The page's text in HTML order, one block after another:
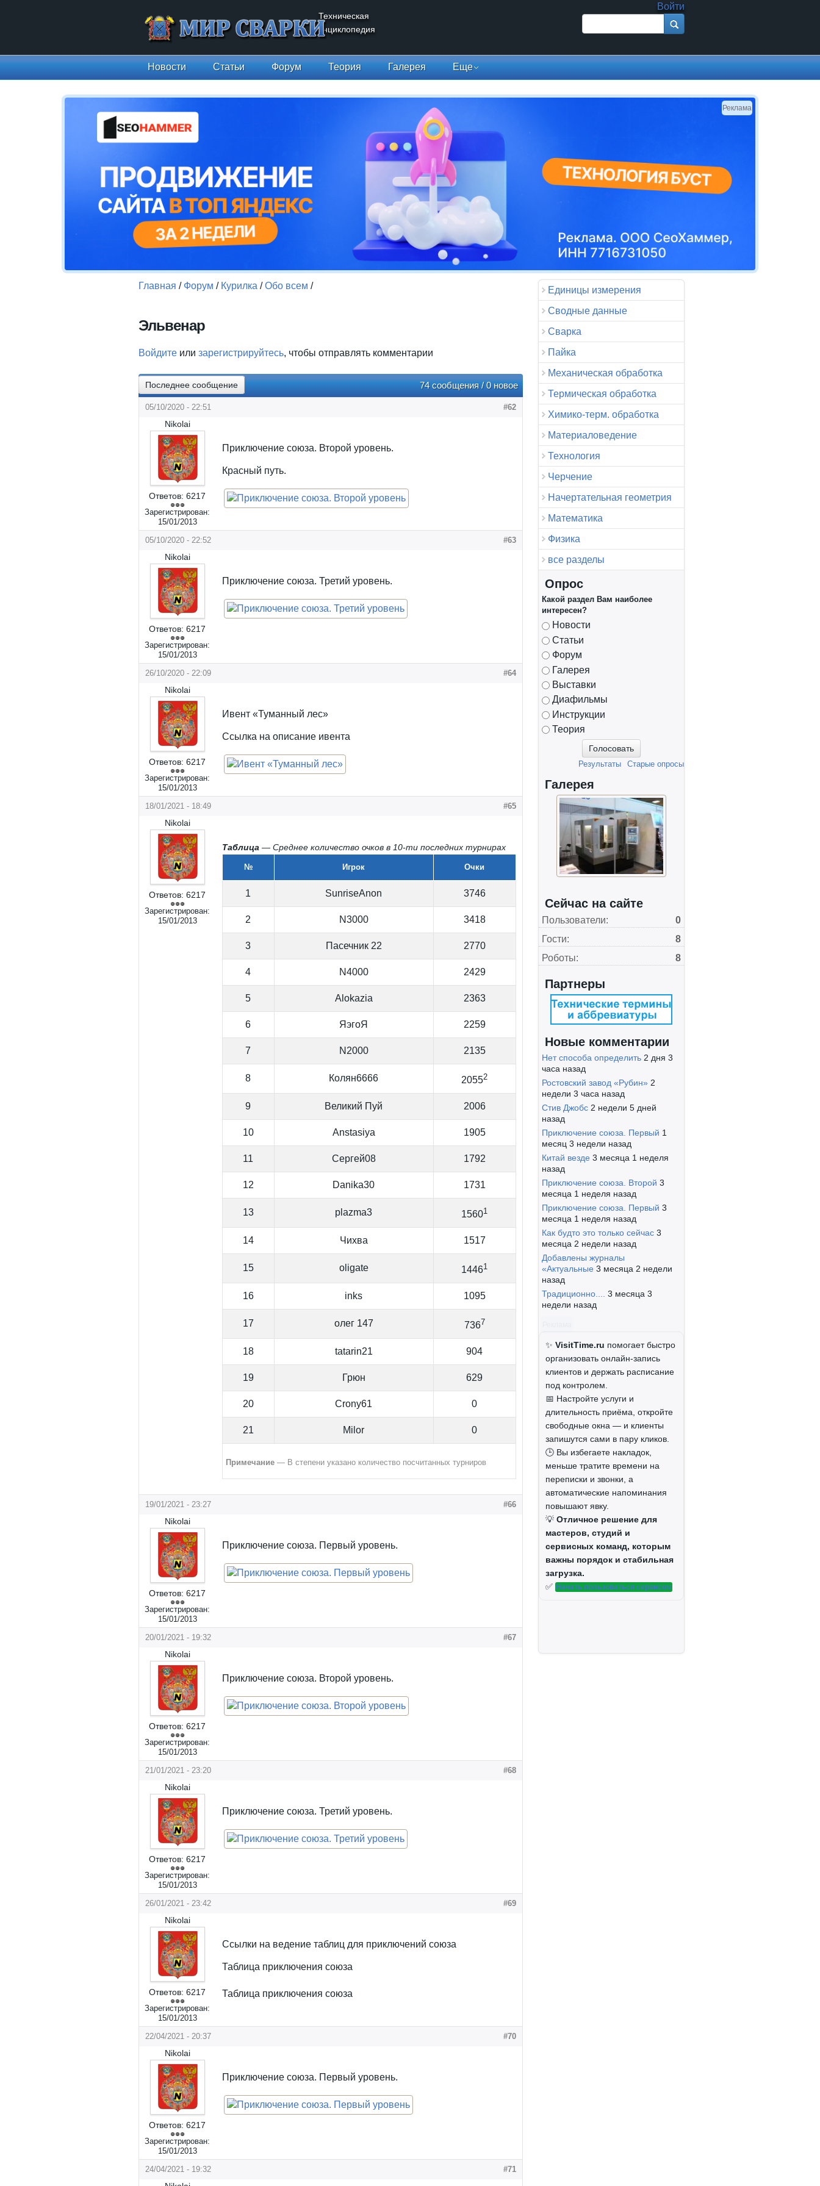
Техническая
энциклопедия
Войти
Форма поиска
Новости Статьи Форум Теория Галерея Еще
Реклама
Главная / Форум / Курилка /Обо всем /
Эльвенар
Войдите или зарегистрируйтесь, чтобы отправлять комментарии
Последнее сообщение 74 сообщения / 0 новое
05/10/2020 - 22:51 #62
Nikolai
Ответов: 6217
Зарегистрирован:
15/01/2013
Приключение союза. Второй уровень.
Красный путь.
05/10/2020 - 22:52 #63
Nikolai
Ответов: 6217
Зарегистрирован:
15/01/2013
Приключение союза. Третий уровень.
26/10/2020 - 22:09 #64
Nikolai
Ответов: 6217
Зарегистрирован:
15/01/2013
Ивент «Туманный лес»
Ссылка на описание ивента
18/01/2021 - 18:49 #65
Nikolai
Ответов: 6217
Зарегистрирован:
15/01/2013
Таблица — Среднее количество очков в 10-ти последних турнирах
№ Игрок Очки
1 SunriseAnon 3746
2 N3000 3418
3 Пасечник 22 2770
4 N4000 2429
5 Alokazia 2363
6 ЯэгоЯ 2259
7 N2000 2135
8 Колян6666 20552
9 Великий Пуй 2006
10 Anstasiya 1905
11 Сергей08 1792
12 Danika30 1731
13 plazma3 15601
14 Чихва 1517
15 oligate 14461
16 inks 1095
17 олег 147 7367
18 tatarin21 904
19 Грюн 629
20 Crony61 0
21 Milor 0
Примечание— В степени указано количество посчитанных турниров
19/01/2021 - 23:27 #66
Nikolai
Ответов: 6217
Зарегистрирован:
15/01/2013
Приключение союза. Первый уровень.
20/01/2021 - 19:32 #67
Nikolai
Ответов: 6217
Зарегистрирован:
15/01/2013
Приключение союза. Второй уровень.
21/01/2021 - 23:20 #68
Nikolai
Ответов: 6217
Зарегистрирован:
15/01/2013
Приключение союза. Третий уровень.
26/01/2021 - 23:42 #69
Nikolai
Ответов: 6217
Зарегистрирован:
15/01/2013
Ссылки на ведение таблиц для приключений союза
Таблица приключения союза
Таблица приключения союза
22/04/2021 - 20:37 #70
Nikolai
Ответов: 6217
Зарегистрирован:
15/01/2013
Приключение союза. Первый уровень.
24/04/2021 - 19:32 #71
Единицы измерения
Сводные данные
Сварка
Пайка
Механическая обработка
Термическая обработка
Химико-терм. обработка
Материаловедение
Технология
Черчение
Начертательная геометрия
Математика
Физика
все разделы
Опрос
Какой раздел Вам наиболее
интересен?
Варианты
Новости
Статьи
Форум
Галерея
Выставки
Диафильмы
Инструкции
Теория
Старые опросы
Результаты
Галерея
Сейчас на сайте
Пользователи:
0
Гости:
8
Роботы:
8
Партнеры
Новые комментарии
Нет способа определить 2 дня 3
часа назад
Ростовский завод «Рубин» 2
недели 3 часа назад
Стив Джобс 2 недели 5 дней
назад
Приключение союза. Первый 1
месяц 3 недели назад
Китай везде 3 месяца 1 неделя
назад
Приключение союза. Второй 3
месяца 1 неделя назад
Приключение союза. Первый 3
месяца 1 неделя назад
Как будто это только сейчас 3
месяца 2 недели назад
Добавлены журналы
«Актуальные 3 месяца 2 недели
назад
Традиционно....
3 месяца 3
недели назад
✨ VisitTime.ru помогает быстро
организовать онлайн-запись
клиентов и держать расписание
под контролем.
📅 Настройте услуги и
длительность приёма, откройте
свободные окна — и клиенты
запишутся сами в пару кликов.
🕒 Вы избегаете накладок,
меньше тратите времени на
переписки и звонки, а
автоматические напоминания
повышают явку.
💡 Отличное решение для
мастеров, студий и
сервисных команд, которым
важны порядок и стабильная
загрузка.
✅ Начать пользоваться сервисом